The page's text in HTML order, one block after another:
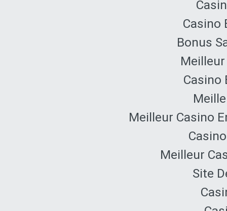
Casino
Bonus
Casino
Meilleur Casino
Meilleur
Site